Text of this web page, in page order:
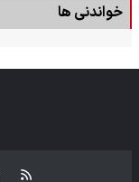
خواندنی ها